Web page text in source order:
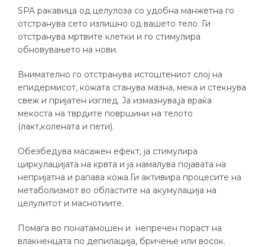
SPA ракавица од целулоза со удобна манжетна го
отстранува сето излишно од вашето тело. Ги
отстранува мртвите клетки и го стимулира
обновувањето на нови.
Внимателно го отстранува истоштениот слој на
епидермисот, кожата станува мазна, мека и стекнува
свеж и пријатен изглед. Ја измазнува,ја враќа
мекоста на тврдите површини на телото
(лакт,колената и пети).
Обезбедува масажен ефект, ја стимулира
циркулацијата на крвта и ја намалува појавата на
непријатна и рапава кожа.Ги активира процесите на
метаболизмот во областите на акумулација на
целулитот и маснотиите.
Помага во понатамошен и непречен пораст на
влакненцата по депилација, бричење или восок.